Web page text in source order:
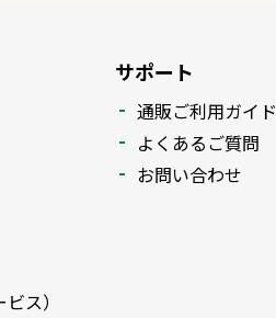
ス）
サポート
通販ご利用ガイド
よくあるご質問
お問い合わせ